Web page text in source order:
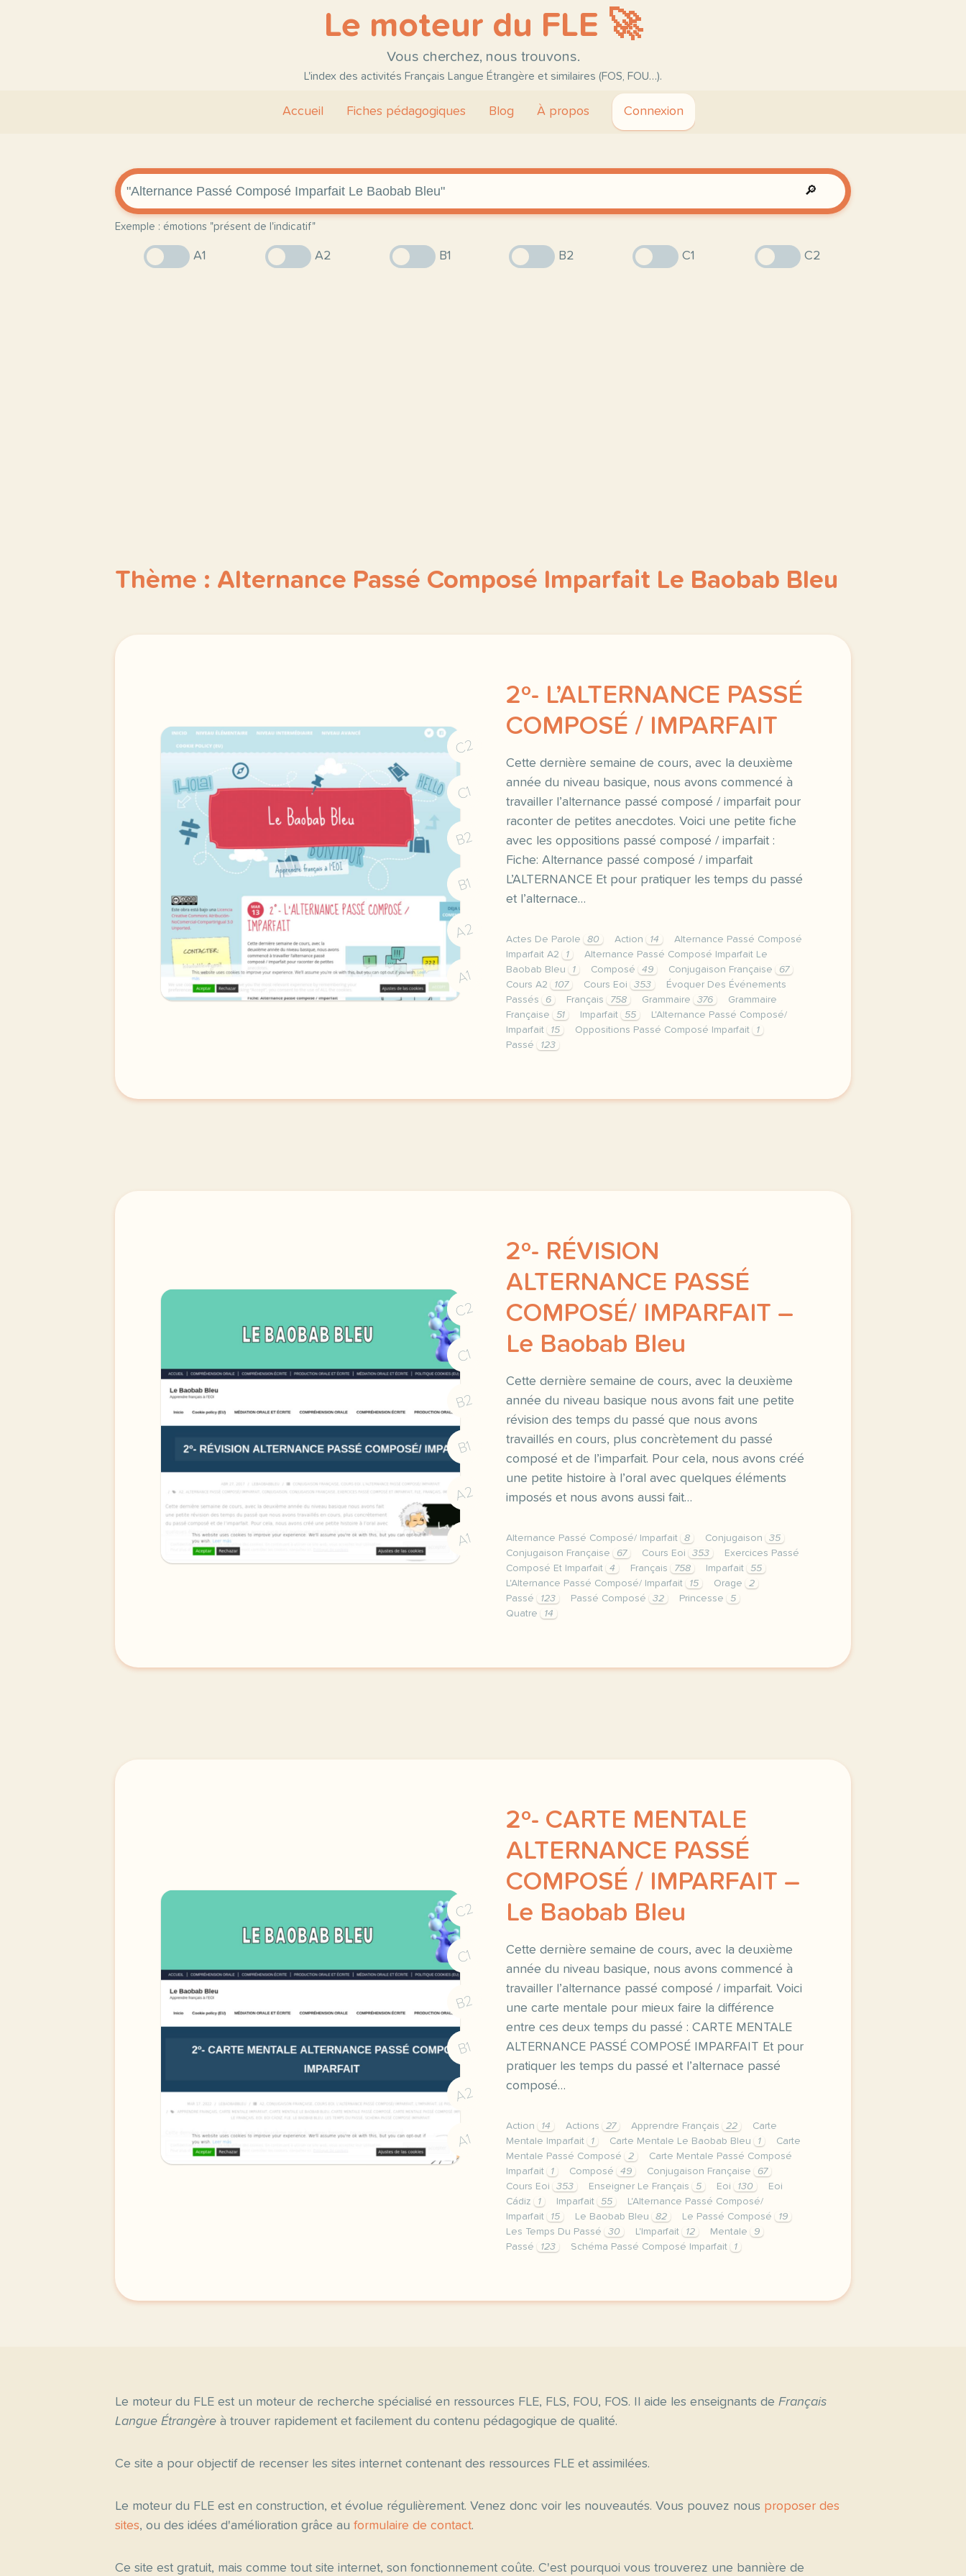
Le moteur du FLE 🚀
Vous cherchez, nous trouvons.
L'index des activités Français Langue Étrangère et similaires (FOS, FOU…).
Accueil Fiches pédagogiques Blog À propos Connexion
🔎
Exemple : émotions "présent de l'indicatif"
A1 A2 B1 B2 C1 C2
Thème : Alternance Passé Composé Imparfait Le Baobab Bleu
C2
C1
B2
B1
A2
A1
2º- L’ALTERNANCE PASSÉ
COMPOSÉ / IMPARFAIT
Cette dernière semaine de cours, avec la deuxième
année du niveau basique, nous avons commencé à
travailler l’alternance passé composé / imparfait pour
raconter de petites anecdotes. Voici une petite fiche
avec les oppositions passé composé / imparfait :
Fiche: Alternance passé composé / imparfait
L’ALTERNANCE Et pour pratiquer les temps du passé
et l’alternace…
Actes De Parole 80 Action 14
Alternance Passé Composé
Imparfait A2
1
Alternance Passé Composé Imparfait Le
Baobab Bleu
1 Composé 49 Conjugaison Française
67
Cours A2
107 Cours Eoi 353
Évoquer Des Événements
Passés
6 Français 758 Grammaire 376
Grammaire
Française
51 Imparfait 55
L'Alternance Passé Composé/
Imparfait
15 Oppositions Passé Composé Imparfait
1
Passé
123
C2
C1
B2
B1
A2
A1
2º- RÉVISION
ALTERNANCE PASSÉ
COMPOSÉ/ IMPARFAIT –
Le Baobab Bleu
Cette dernière semaine de cours, avec la deuxième
année du niveau basique nous avons fait une petite
révision des temps du passé que nous avons
travaillés en cours, plus concrètement du passé
composé et de l’imparfait. Pour cela, nous avons créé
une petite histoire à l’oral avec quelques éléments
imposés et nous avons aussi fait…
Alternance Passé Composé/ Imparfait 8 Conjugaison
35
Conjugaison Française
67 Cours Eoi 353
Exercices Passé
Composé Et Imparfait
4 Français 758 Imparfait
55
L'Alternance Passé Composé/ Imparfait
15 Orage
2
Passé
123 Passé Composé 32 Princesse
5
Quatre
14
C2
C1
B2
B1
A2
A1
2º- CARTE MENTALE
ALTERNANCE PASSÉ
COMPOSÉ / IMPARFAIT –
Le Baobab Bleu
Cette dernière semaine de cours, avec la deuxième
année du niveau basique, nous avons commencé à
travailler l’alternance passé composé / imparfait. Voici
une carte mentale pour mieux faire la différence
entre ces deux temps du passé : CARTE MENTALE
ALTERNANCE PASSÉ COMPOSÉ IMPARFAIT Et pour
pratiquer les temps du passé et l’alternace passé
composé…
Action 14 Actions 27 Apprendre Français 22
Carte
Mentale Imparfait
1 Carte Mentale Le Baobab Bleu 1
Carte
Mentale Passé Composé
2
Carte Mentale Passé Composé
Imparfait
1 Composé 49 Conjugaison Française
67
Cours Eoi
353 Enseigner Le Français 5 Eoi 130
Eoi
Cádiz
1 Imparfait 55
L'Alternance Passé Composé/
Imparfait
15 Le Baobab Bleu 82 Le Passé Composé
19
Les Temps Du Passé
30 L'Imparfait 12 Mentale
9
Passé
123 Schéma Passé Composé Imparfait 1
Le moteur du FLE est un moteur de recherche spécialisé en ressources FLE, FLS, FOU, FOS. Il aide les enseignants de Français
Langue Étrangère à trouver rapidement et facilement du contenu pédagogique de qualité.
Ce site a pour objectif de recenser les sites internet contenant des ressources FLE et assimilées.
Le moteur du FLE est en construction, et évolue régulièrement. Venez donc voir les nouveautés. Vous pouvez nous proposer des
sites, ou des idées d'amélioration grâce au formulaire de contact.
Ce site est gratuit, mais comme tout site internet, son fonctionnement coûte. C'est pourquoi vous trouverez une bannière de